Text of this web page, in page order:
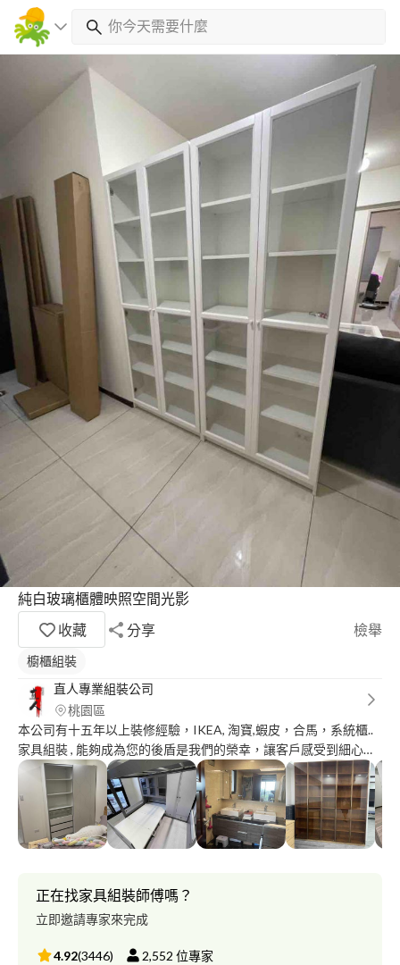
純白玻璃櫃體映照空間光影
收藏
分享 檢舉
櫥櫃組裝
直人專業組裝公司
桃園區
本公司有十五年以上裝修經驗，IKEA, 淘寶,蝦皮，合馬，系統櫃..
家具組裝 , 能夠成為您的後盾是我們的榮幸，讓客戶感受到細心的
服務是我們宗旨與目的
正在找家具組裝師傅嗎？
立即邀請專家來完成
4.92(3446) 2,552 位專家